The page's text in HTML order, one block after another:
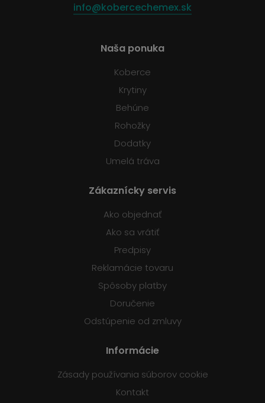
info@kobercechemex.sk
Naša ponuka
Koberce
Krytiny
Behúne
Rohožky
Dodatky
Umelá tráva
Zákaznícky servis
Ako objednať
Ako sa vrátiť
Predpisy
Reklamácie tovaru
Spôsoby platby
Doručenie
Odstúpenie od zmluvy
Informácie
Zásady používania súborov cookie
Kontakt